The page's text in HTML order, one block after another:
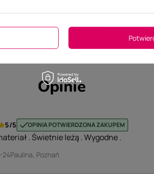
Opinie
5/5 OPINIA POTWIERDZONA ZAKUPEM
. Świetnie leżą . Wygodne .
24Paulina, Poznań